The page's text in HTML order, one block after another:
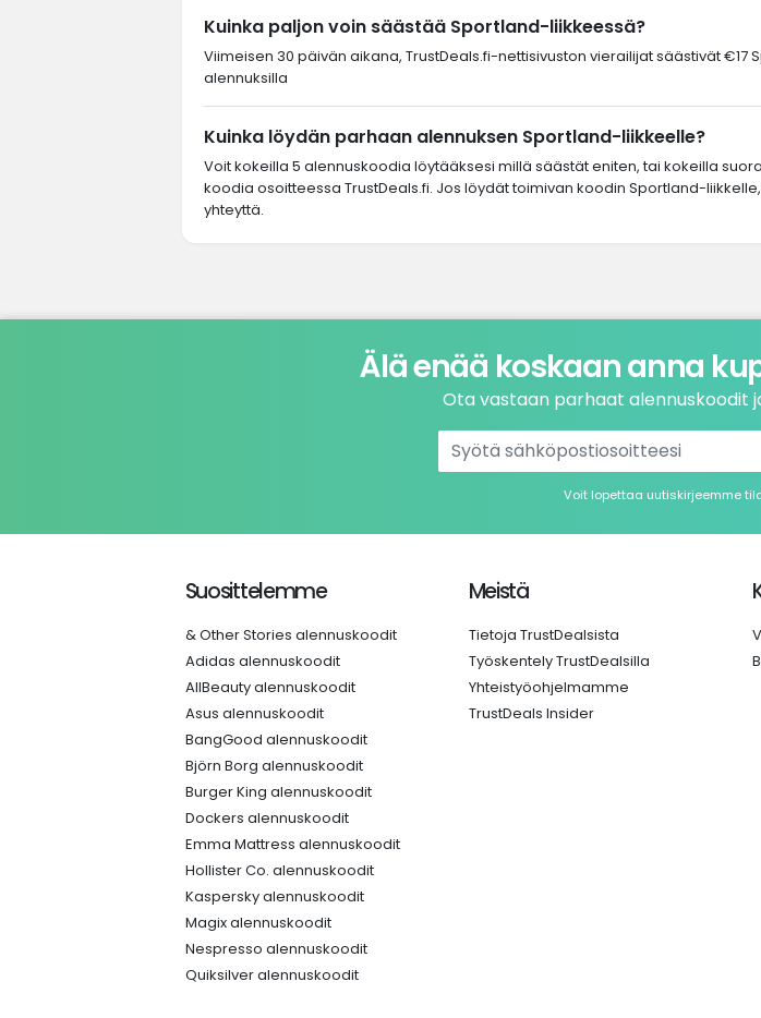
Kuinka paljon voin säästää Sportland-liikkeessä?
Viimeisen 30 päivän aikana, TrustDeals.fi-nettisivuston vierailijat säästivät €17
alennuksilla
Kuinka löydän parhaan alennuksen Sportland-liikkeelle?
Voit kokeilla 5 alennuskoodia löytääksesi millä säästät eniten, tai kokeilla
koodia osoitteessa TrustDeals.fi. Jos löydät toimivan koodin Sportland-
yhteyttä.
Älä enää koskaan anna
Ota vastaan parhaat alennuskoodit
Voit lopettaa uutiskirjeemme
Suosittelemme
& Other Stories alennuskoodit
Adidas alennuskoodit
AllBeauty alennuskoodit
Asus alennuskoodit
BangGood alennuskoodit
Björn Borg alennuskoodit
Burger King alennuskoodit
Dockers alennuskoodit
Emma Mattress alennuskoodit
Hollister Co. alennuskoodit
Kaspersky alennuskoodit
Magix alennuskoodit
Nespresso alennuskoodit
Quiksilver alennuskoodit
Meistä
Tietoja TrustDealsista
Työskentely TrustDealsilla
Yhteistyöohjelmamme
TrustDeals Insider